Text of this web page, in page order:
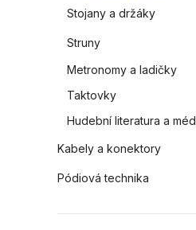
Stojany a držáky
Struny
Metronomy a ladičky
Taktovky
Hudební literatura a
Kabely a konektory
Pódiová technika